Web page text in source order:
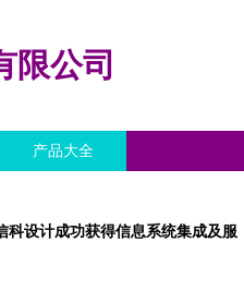
限公司
产品大全
科设计成功获得信息系统集成及服